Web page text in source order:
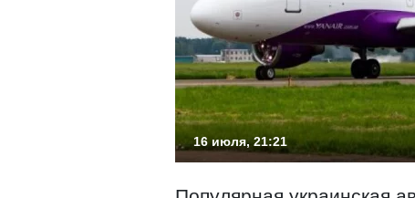
16 июля, 21:21